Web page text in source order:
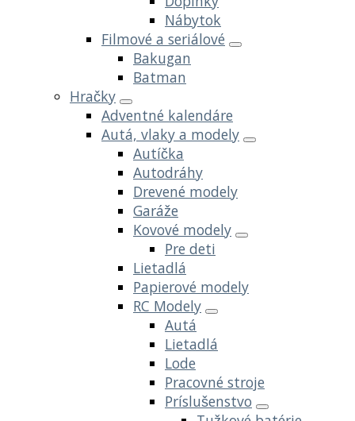
Nábytok
Filmové a seriálové
Bakugan
Batman
Hračky
Adventné kalendáre
Autá, vlaky a modely
Autíčka
Autodráhy
Drevené modely
Garáže
Kovové modely
Pre deti
Lietadlá
Papierové modely
RC Modely
Autá
Lietadlá
Lode
Pracovné stroje
Príslušenstvo